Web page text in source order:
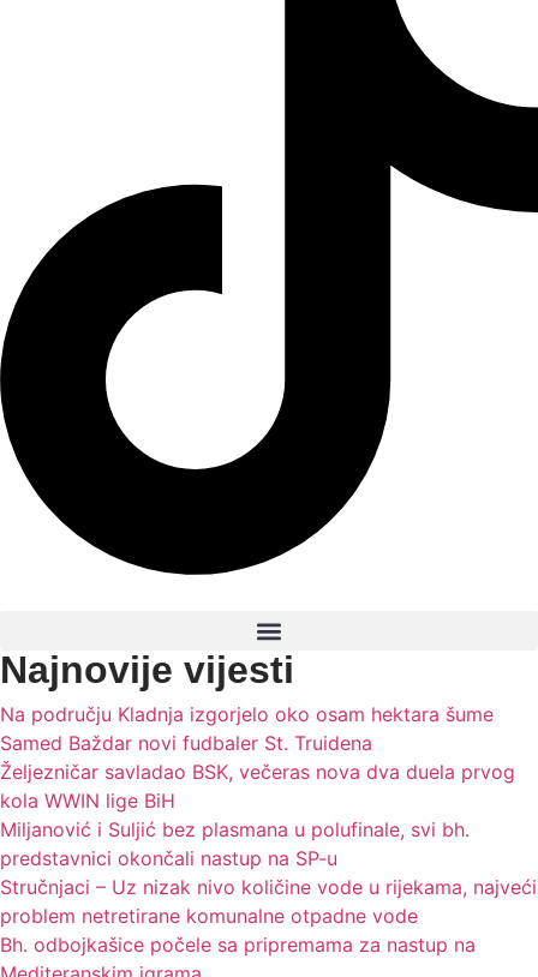
Najnovije vijesti
Na području Kladnja izgorjelo oko osam hektara šume
Samed Baždar novi fudbaler St. Truidena
Željezničar savladao BSK, večeras nova dva duela prvog
kola WWIN lige BiH
Miljanović i Suljić bez plasmana u polufinale, svi bh.
predstavnici okončali nastup na SP-u
Stručnjaci – Uz nizak nivo količine vode u rijekama, najveći
problem netretirane komunalne otpadne vode
Bh. odbojkašice počele sa pripremama za nastup na